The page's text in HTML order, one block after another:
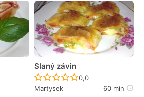
nebyl hodnocen
Slaný závin
Recept ještě nebyl
0,0
Martysek
60 min